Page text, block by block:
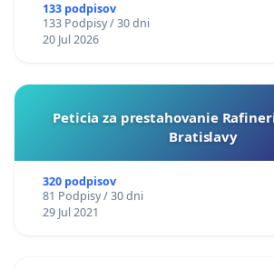
133 podpisov
133 Podpisy / 30 dni
20 Jul 2026
Peticia za prestahovanie
Bratislavy
320 podpisov
81 Podpisy / 30 dni
29 Jul 2021